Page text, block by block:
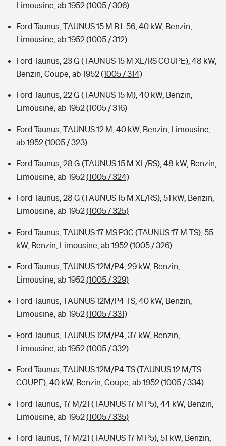
Limousine, ab 1952(1005 / 306)
Ford Taunus, TAUNUS 15 M BJ. 56, 40 kW, Benzin,
Limousine, ab 1952(1005 / 312)
Ford Taunus, 23 G (TAUNUS 15 M XL/RS COUPE), 48 kW,
Benzin, Coupe, ab 1952(1005 / 314)
Ford Taunus, 22 G (TAUNUS 15 M), 40 kW, Benzin,
Limousine, ab 1952(1005 / 316)
Ford Taunus, TAUNUS 12 M, 40 kW, Benzin, Limousine,
ab 1952(1005 / 323)
Ford Taunus, 28 G (TAUNUS 15 M XL/RS), 48 kW, Benzin,
Limousine, ab 1952(1005 / 324)
Ford Taunus, 28 G (TAUNUS 15 M XL/RS), 51 kW, Benzin,
Limousine, ab 1952(1005 / 325)
Ford Taunus, TAUNUS 17 MS P3C (TAUNUS 17 M TS), 55
kW, Benzin, Limousine, ab 1952(1005 / 326)
Ford Taunus, TAUNUS 12M/P4, 29 kW, Benzin,
Limousine, ab 1952(1005 / 329)
Ford Taunus, TAUNUS 12M/P4 TS, 40 kW, Benzin,
Limousine, ab 1952(1005 / 331)
Ford Taunus, TAUNUS 12M/P4, 37 kW, Benzin,
Limousine, ab 1952(1005 / 332)
Ford Taunus, TAUNUS 12M/P4 TS (TAUNUS 12 M/TS
COUPE), 40 kW, Benzin, Coupe, ab 1952(1005 / 334)
Ford Taunus, 17 M/21 (TAUNUS 17 M P5), 44 kW, Benzin,
Limousine, ab 1952(1005 / 335)
Ford Taunus, 17 M/21 (TAUNUS 17 M P5), 51 kW, Benzin,